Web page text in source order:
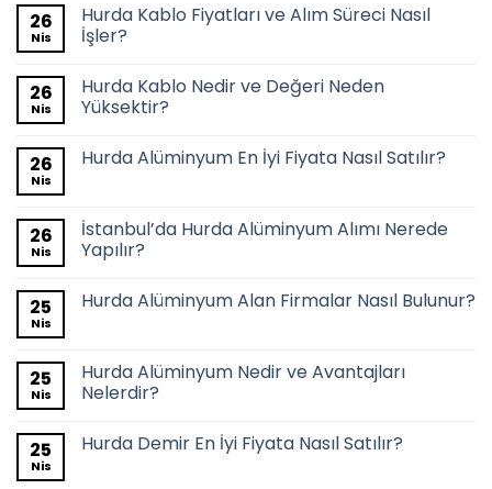
26
Nis
Hurda Kablo Fiyatları ve Alım Süreci Nasıl
İşler?
26
Nis
Hurda Kablo Nedir ve Değeri Neden
Yüksektir?
26
Nis
Hurda Alüminyum En İyi Fiyata Nasıl Satılır?
26
Nis
İstanbul’da Hurda Alüminyum Alımı Nerede
Yapılır?
25
Nis
Hurda Alüminyum Alan Firmalar Nasıl Bulunur?
25
Nis
Hurda Alüminyum Nedir ve Avantajları
Nelerdir?
25
Nis
Hurda Demir En İyi Fiyata Nasıl Satılır?